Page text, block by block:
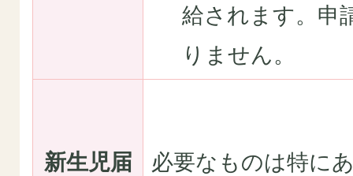
給されます。申
りません。
新生児届 必要なものは特に